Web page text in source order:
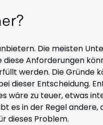
Die meisten
Anforderungen
werden. Die Gründe
dieser Entscheidung.
wäre zu teuer, etwas
es in der Regel
dieses Problem.